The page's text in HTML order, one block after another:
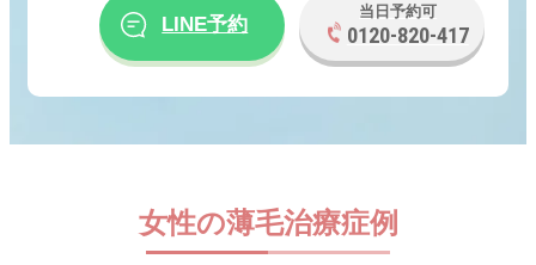
LINE予約
当日予約可
0120-820-417
女性の薄毛治療症例